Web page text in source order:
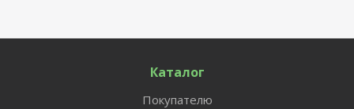
Каталог
Покупателю